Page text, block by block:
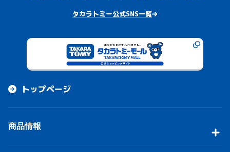
タカラトミー公式SNS一覧
トップページ
商品情報